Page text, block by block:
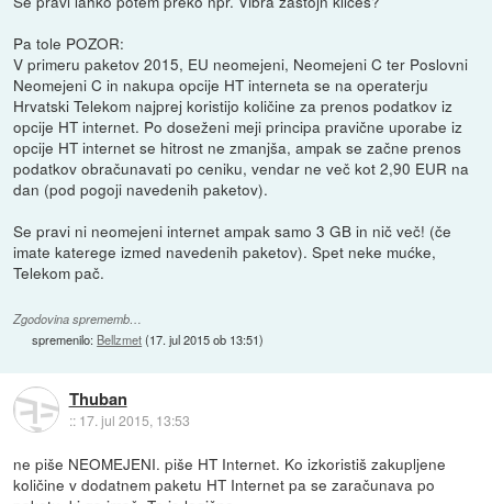
Pa tole POZOR:
V primeru paketov 2015, EU neomejeni, Neomejeni C ter Poslovni
Neomejeni C in nakupa opcije HT interneta se na operaterju
Hrvatski Telekom najprej koristijo količine za prenos podatkov iz
opcije HT internet. Po doseženi meji principa pravične uporabe iz
opcije HT internet se hitrost ne zmanjša, ampak se začne prenos
podatkov obračunavati po ceniku, vendar ne več kot 2,90 EUR na
dan (pod pogoji navedenih paketov).
Se pravi ni neomejeni internet ampak samo 3 GB in nič več! (če
imate katerege izmed navedenih paketov). Spet neke mućke,
Telekom pač.
Zgodovina sprememb…
spremenilo: Bellzmet(17. jul 2015 ob 13:51)
Thuban
:: 17. jul 2015, 13:53
ne piše NEOMEJENI. piše HT Internet. Ko izkoristiš zakupljene
količine v dodatnem paketu HT Internet pa se zaračunava po